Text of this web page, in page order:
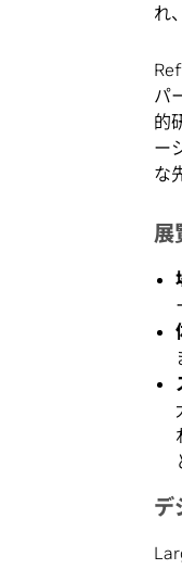
れ
パ
的
ー
な
展
デ